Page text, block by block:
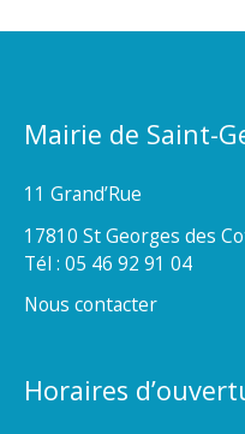
Mairie de Saint-
11 Grand’Rue
17810 St Georges des
Tél : 05 46 92 91 04
Nous contacter
Horaires